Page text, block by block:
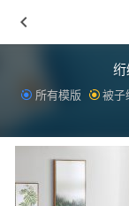
绗
所有模版 被子